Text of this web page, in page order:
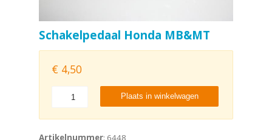
Schakelpedaal Honda MB&MT
€ 4,50
Plaats in winkelwagen
Artikelnummer: 6448